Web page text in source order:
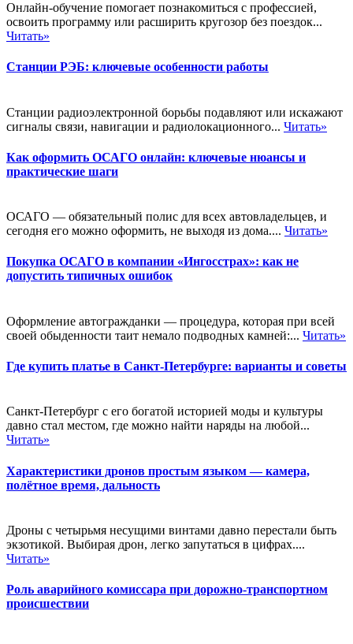
Онлайн-обучение помогает познакомиться с профессией,
освоить программу или расширить кругозор без поездок...
Читать»
Станции РЭБ: ключевые особенности работы
Станции радиоэлектронной борьбы подавляют или искажают
сигналы связи, навигации и радиолокационного... Читать»
Как оформить ОСАГО онлайн: ключевые нюансы и
практические шаги
ОСАГО — обязательный полис для всех автовладельцев, и
сегодня его можно оформить, не выходя из дома.... Читать»
Покупка ОСАГО в компании «Ингосстрах»: как не
допустить типичных ошибок
Оформление автогражданки — процедура, которая при всей
своей обыденности таит немало подводных камней:... Читать»
Где купить платье в Санкт-Петербурге: варианты и советы
Санкт-Петербург с его богатой историей моды и культуры
давно стал местом, где можно найти наряды на любой...
Читать»
Характеристики дронов простым языком — камера,
полётное время, дальность
Дроны с четырьмя несущими винтами давно перестали быть
экзотикой. Выбирая дрон, легко запутаться в цифрах....
Читать»
Роль аварийного комиссара при дорожно-транспортном
происшествии